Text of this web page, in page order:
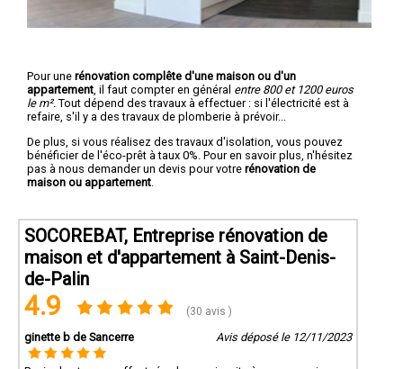
Pour une rénovation complête d'une maison ou d'un
appartement , il faut compter en général entre 800 et 1200 euros
le m². Tout dépend des travaux à effectuer : si l'électricité est à
refaire, s'il y a des travaux de plomberie à prévoir...
De plus, si vous réalisez des travaux d'isolation, vous pouvez
bénéficier de l'éco-prêt à taux 0%. Pour en savoir plus, n'hésitez
pas à nous demander un devis pour votre rénovation de
maison ou appartement
SOCOREBAT, Entreprise rénovation de
maison et d'appartement à Saint-Denis-
de-Palin
4.9 (30 avis )
ginette b de Sancerre Avis déposé le 12/11/2023